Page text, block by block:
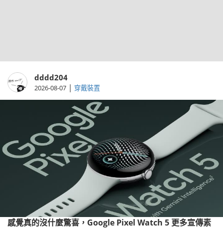
dddd204
2026-08-07 | 穿戴裝置
感覺真的沒什麼驚喜，Google Pixel Watch 5 更多宣傳素